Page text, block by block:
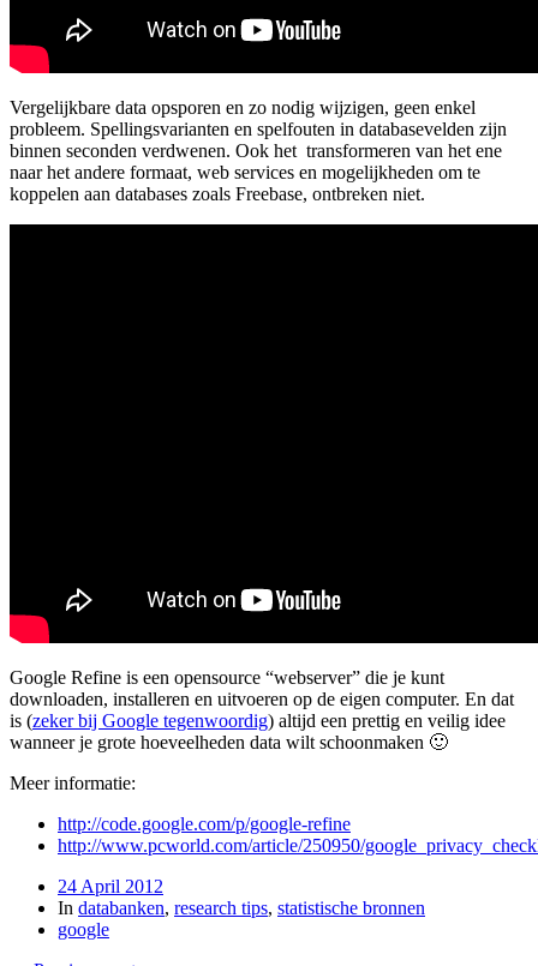
Vergelijkbare data opsporen en zo nodig wijzigen, geen enkel
probleem. Spellingsvarianten en spelfouten in databasevelden zijn
binnen seconden verdwenen. Ook het transformeren van het ene
naar het andere formaat, web services en mogelijkheden om te
koppelen aan databases zoals Freebase, ontbreken niet.
Google Refine is een opensource “webserver” die je kunt
downloaden, installeren en uitvoeren op de eigen computer. En dat
is (zeker bij Google tegenwoordig) altijd een prettig en veilig idee
wanneer je grote hoeveelheden data wilt schoonmaken 🙂
Meer informatie:
http://code.google.com/p/google-refine
http://www.pcworld.com/article/250950/
24 April 2012
In databanken, research tips, statistische bronnen
google